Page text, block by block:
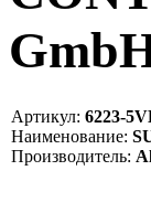
Артикул: 6223-
Наименование:
Производитель: